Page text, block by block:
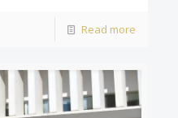
Read more